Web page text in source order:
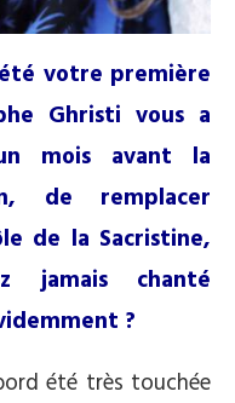
votre première
Ghristi vous a
mois avant la
de remplacer
de la Sacristine,
jamais chanté
?
été très touchée